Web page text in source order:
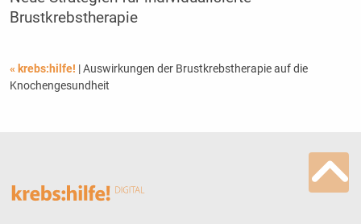
Brustkrebstherapie
« krebs:hilfe! | Auswirkungen der Brustkrebstherapie auf die
Knochengesundheit